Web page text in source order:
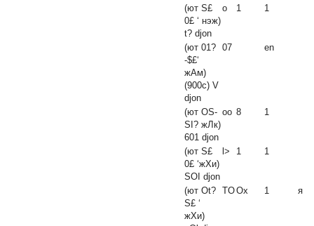
(ют S£
0£ ‘ нэж)
t? djon
о 1 1
(ют 01?
-$£‘
жАм)
(900c) V
djon
07 en
(ют OS-
SI? жЛк)
601 djon
oo 8 1
(ют S£
0£ ‘жХи)
SOI djon
l> 1 1
(ют Ot?
S£ ‘
жХи)
TOOx 1 я